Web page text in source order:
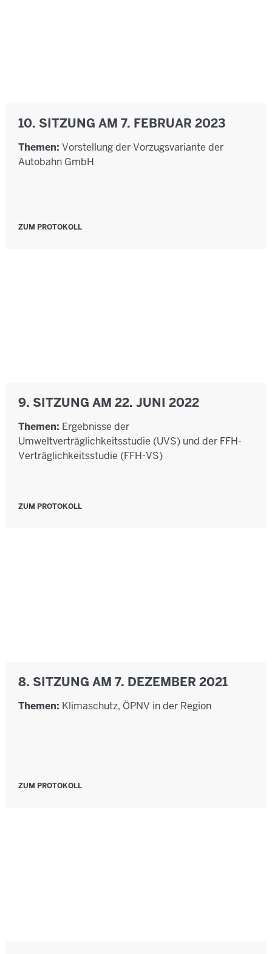
10. SITZUNG AM 7. FEBRUAR 2023
Themen: Vorstellung der Vorzugsvariante der
Autobahn GmbH
ZUM PROTOKOLL
9. SITZUNG AM 22. JUNI 2022
Themen: Ergebnisse der
Umweltverträglichkeitsstudie (UVS) und der FFH-
Verträglichkeitsstudie (FFH-VS)
ZUM PROTOKOLL
8. SITZUNG AM 7. DEZEMBER 2021
Themen: Klimaschutz, ÖPNV in der Region
ZUM PROTOKOLL